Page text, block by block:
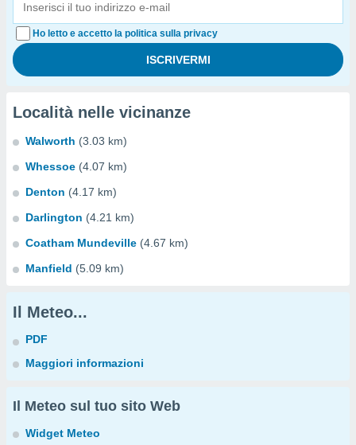
Ho letto e accetto la politica sulla privacy
Località nelle vicinanze
Walworth (3.03 km)
Whessoe (4.07 km)
Denton (4.17 km)
Darlington (4.21 km)
Coatham Mundeville (4.67 km)
Manfield (5.09 km)
Il Meteo...
PDF
Maggiori informazioni
Il Meteo sul tuo sito Web
Widget Meteo